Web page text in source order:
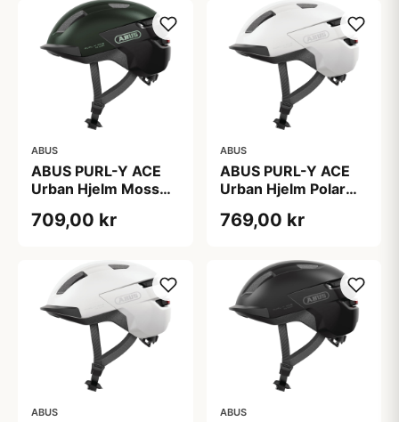
ABUS
ABUS PURL-Y ACE
Urban Hjelm Moss
709,00 kr
ABUS
ABUS PURL-Y ACE
Urban Hjelm Polar
769,00 kr
ABUS ABUS